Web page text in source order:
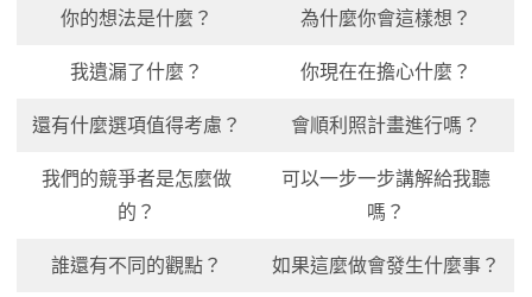
你的想法是什麼？ 為什麼你會這樣想？
我遺漏了什麼？ 你現在在擔心什麼？
還有什麼選項值得考慮？ 會順利照計畫進行嗎？
我們的競爭者是怎麼做
的？
可以一步一步講解給我聽
嗎？
誰還有不同的觀點？ 如果這麼做會發生什麼事？